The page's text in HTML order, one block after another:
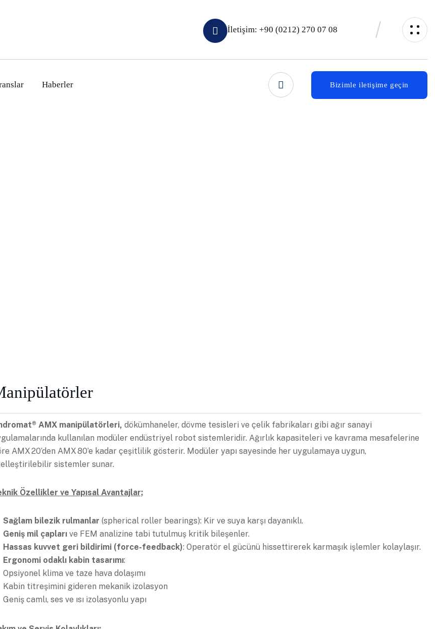
İletişim: +90 (0212) 270 07 08
Haberler Bizimle iletişime geçin
AMX manipülatörleri,dökümhaneler, dövme tesisleri ve çelik fabrikaları gibi ağır sanayi
kullanılan modüler endüstriyel robot sistemleridir. Ağırlık kapasiteleri ve kavrama mesafelerine
AMX 20’den AMX 80’e kadar çeşitlilik gösterir. Modüler yapı sayesinde her uygulamaya uygun,
sistemler sunar.
Özellikler ve Yapısal Avantajlar;
Sağlam bilezik rulmanlar (spherical roller bearings): Kir ve suya karşı dayanıklı.
Geniş mil çapları ve FEM analizine tabi tutulmuş kritik bileşenler.
Hassas kuvvet geri bildirimi (force-feedback): Operatör el gücünü hissettirerek karmaşık işlemler kolaylaşır.
Ergonomi odaklı kabin tasarımı:
Opsiyonel klima ve taze hava dolaşımı
Kabin titreşimini gideren mekanik izolasyon
Geniş camlı, ses ve ısı izolasyonlu yapı